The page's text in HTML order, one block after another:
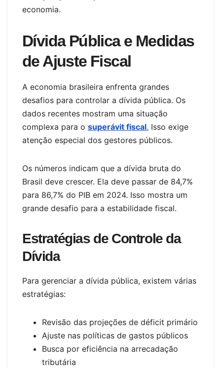
economia.
Dívida Pública e Medidas
de Ajuste Fiscal
A economia brasileira enfrenta grandes
desafios para controlar a dívida pública. Os
dados recentes mostram uma situação
complexa para o superávit fiscal. Isso exige
atenção especial dos gestores públicos.
Os números indicam que a dívida bruta do
Brasil deve crescer. Ela deve passar de 84,7%
para 86,7% do PIB em 2024. Isso mostra um
grande desafio para a estabilidade fiscal.
Estratégias de Controle da
Dívida
Para gerenciar a dívida pública, existem várias
estratégias:
Revisão das projeções de déficit primário
Ajuste nas políticas de gastos públicos
Busca por eficiência na arrecadação
tributária